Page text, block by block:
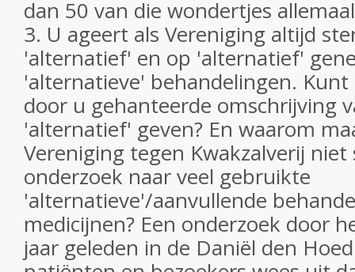
dan 50 van die wondertjes
3. U ageert als Vereniging altijd
'alternatief' en op 'alternatief'
'alternatieve' behandelingen. Kunt
door u gehanteerde omschrijving
'alternatief' geven? En waarom
Vereniging tegen Kwakzalverij
onderzoek naar veel gebruikte
'alternatieve'/aanvullende
medicijnen? Een onderzoek door
jaar geleden in de Daniël den